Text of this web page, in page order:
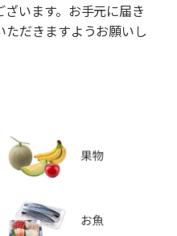
います。お手元に届き
ただきますようお願いし